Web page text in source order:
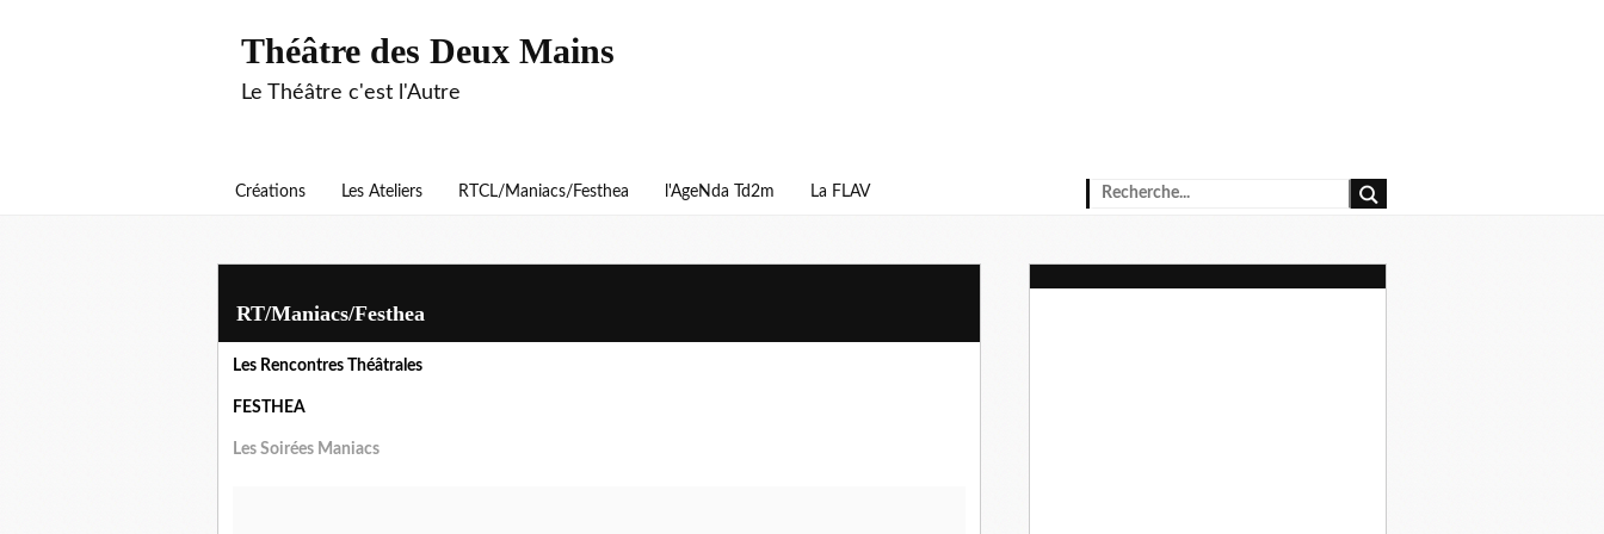
Théâtre des Deux Mains
Le Théâtre c'est l'Autre
Créations Les Ateliers RTCL/Maniacs/Festhea l'AgeNda Td2m La FLAV
RT/Maniacs/Festhea
Les Rencontres Théâtrales
FESTHEA
Les Soirées Maniacs